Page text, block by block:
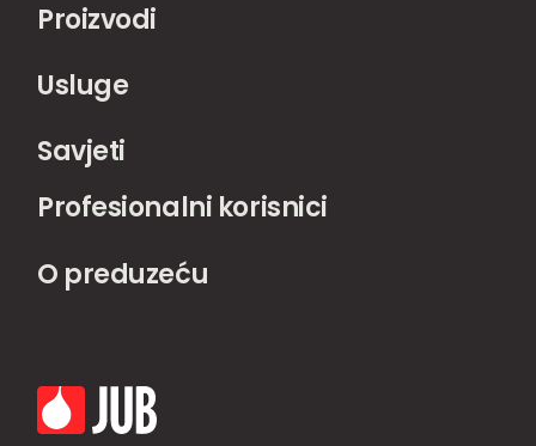
Proizvodi
Usluge
Savjeti
Profesionalni korisnici
O preduzeću